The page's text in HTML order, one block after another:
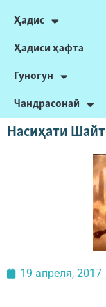
Ҳадис
Ҳадиси ҳафта
Гуногун
Чандрасонаӣ
Насиҳати
19 апреля, 2017